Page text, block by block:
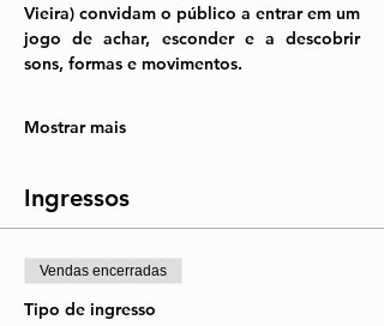
Vieira) convidam o público a entrar em um
jogo de achar, esconder e a descobrir
sons, formas e movimentos.
Mostrar mais
Ingressos
Vendas encerradas
Tipo de ingresso